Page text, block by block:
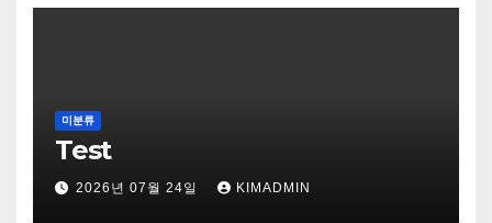
미분류
Test
2026년 07월 24일 KIMADMIN